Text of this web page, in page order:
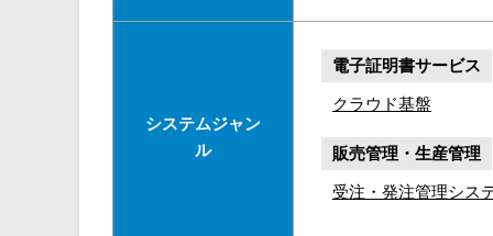
システムジャン
ル
電子証明書サービス
クラウド基盤
販売管理・生産管理
受注・発注管理シス